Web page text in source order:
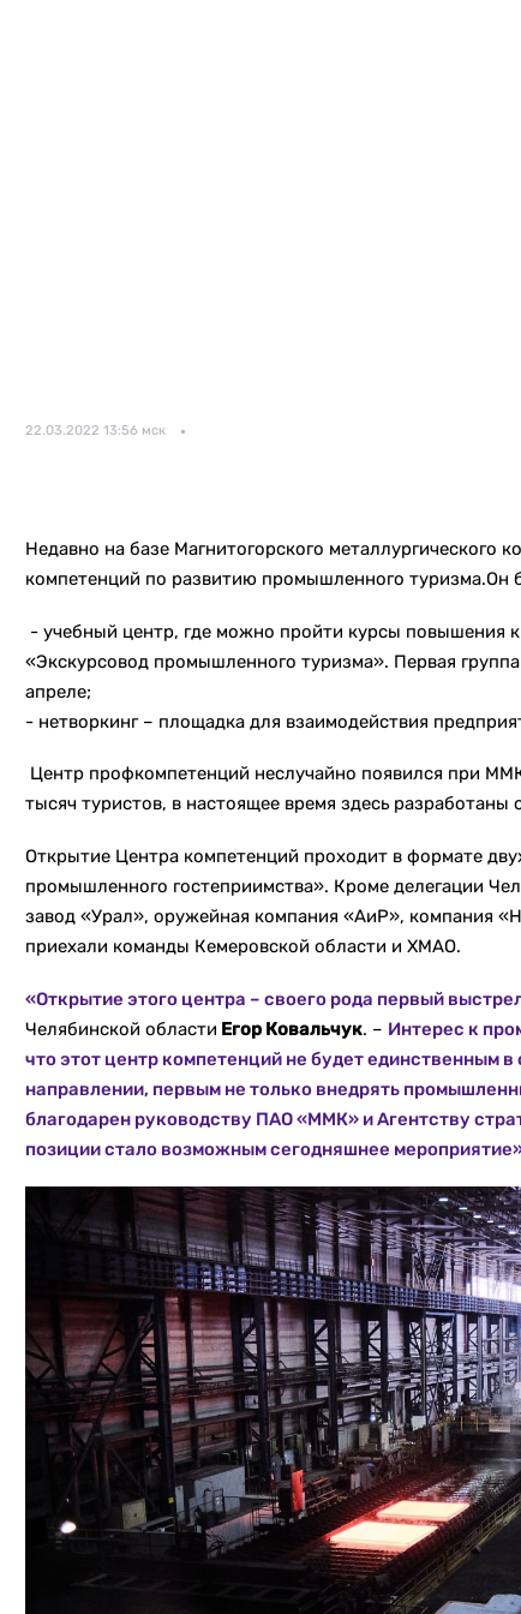
22.03.2022 13:56 мск
Недавно на базе Магнитогорского металлургического
компетенций по развитию промышленного туризма.Он
- учебный центр, где можно пройти курсы повышения
«Экскурсовод промышленного туризма». Первая
апреле;
- нетворкинг – площадка для взаимодействия
Центр профкомпетенций неслучайно появился при
тысяч туристов, в настоящее время здесь
Открытие Центра компетенций проходит в формате
промышленного гостеприимства». Кроме делегации
завод «Урал», оружейная компания «АиР», компания
приехали команды Кемеровской области и ХМАО.
«Открытие этого центра – своего рода первый
Челябинской области Егор Ковальчук. – Интерес к
что этот центр компетенций не будет единственным
направлении, первым не только внедрять
благодарен руководству ПАО «ММК» и Агентству
позиции стало возможным сегодняшнее